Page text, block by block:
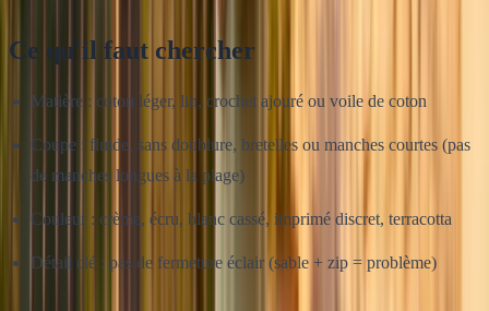
Ce qu'il faut chercher
Matière : coton léger, lin, crochet ajouré ou voile de coton
Coupe : fluide, sans doublure, bretelles ou manches courtes (pas
de manches longues à la plage)
Couleur : crème, écru, blanc cassé, imprimé discret, terracotta
Détail clé : pas de fermeture éclair (sable + zip = problème)